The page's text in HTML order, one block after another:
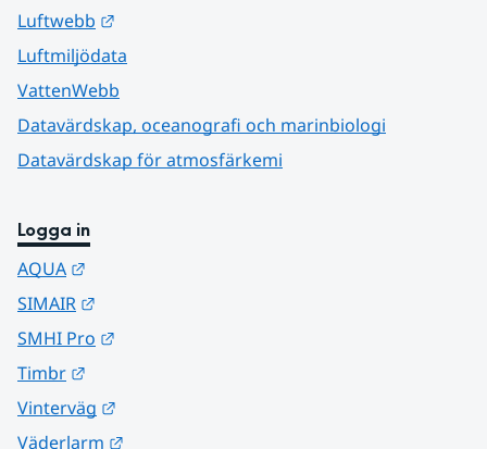
Luftwebb
Luftmiljödata
VattenWebb
Datavärdskap, oceanografi och marinbiologi
Datavärdskap för atmosfärkemi
Logga in
AQUA
SIMAIR
SMHI Pro
Timbr
Vinterväg
Väderlarm